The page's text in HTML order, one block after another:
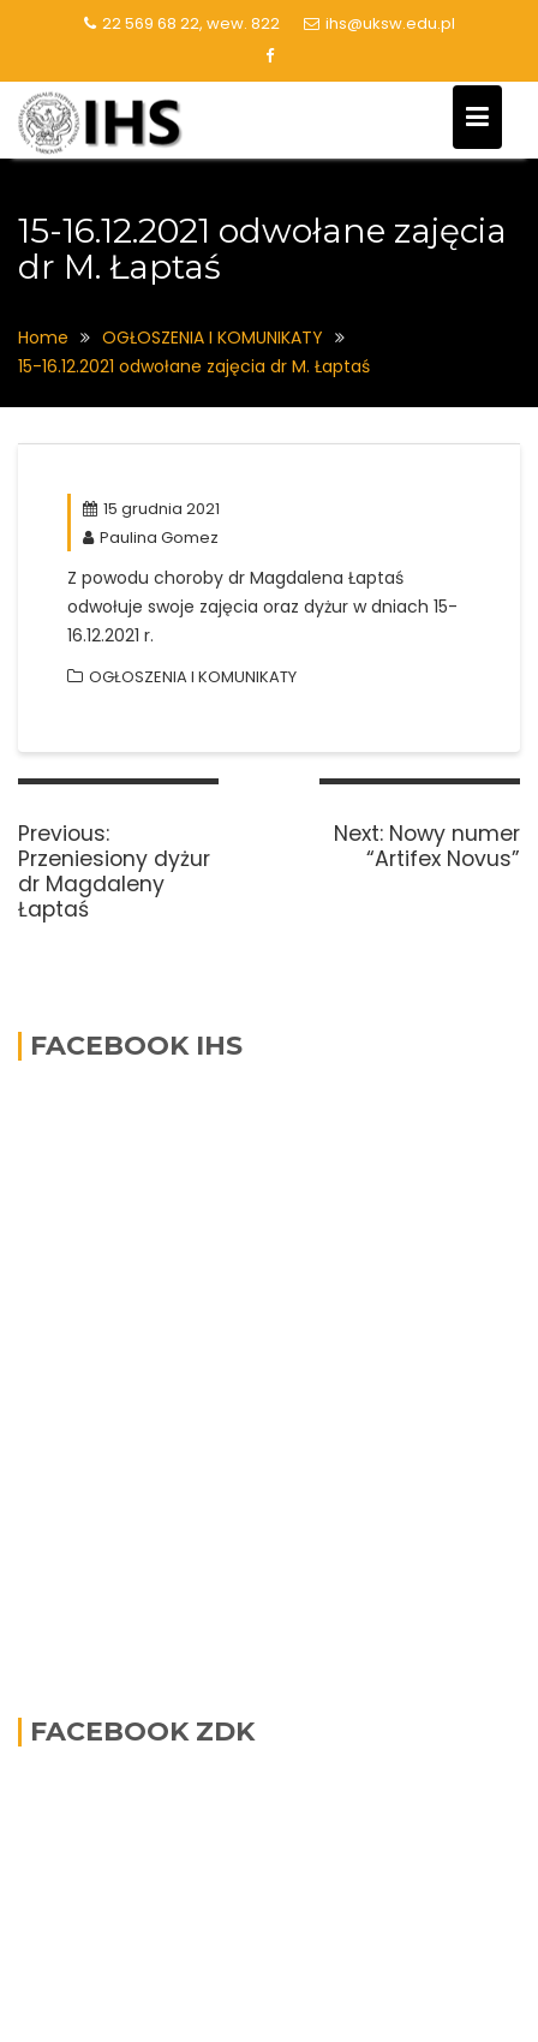
22 569 68 22, wew. 822 ihs@uksw.edu.pl
15-16.12.2021 odwołane zajęcia
dr M. Łaptaś
Home
OGŁOSZENIA I KOMUNIKATY
15-16.12.2021 odwołane zajęcia dr M. Łaptaś
15 grudnia 2021
Paulina Gomez
Z powodu choroby dr Magdalena Łaptaś
odwołuje swoje zajęcia oraz dyżur w dniach 15-
16.12.2021 r.
OGŁOSZENIA I KOMUNIKATY
Nawigacja
Previous:Previous
post:
Przeniesiony dyżur
dr Magdaleny
Łaptaś
Next: Next
post:
Nowy numer
“Artifex Novus”
FACEBOOK IHS
FACEBOOK ZDK